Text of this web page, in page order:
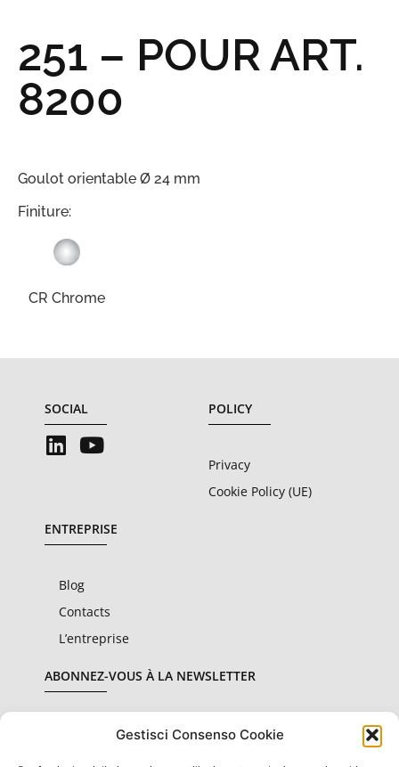
Gestisci Consenso Cookie
251 – POUR ART.
8200
Goulot orientable Ø 24 mm
Finiture:
CR Chrome
SOCIAL POLICY
Privacy
Cookie Policy (UE)
ENTREPRISE
Blog
Contacts
L’entreprise
ABONNEZ-VOUS À LA NEWSLETTER